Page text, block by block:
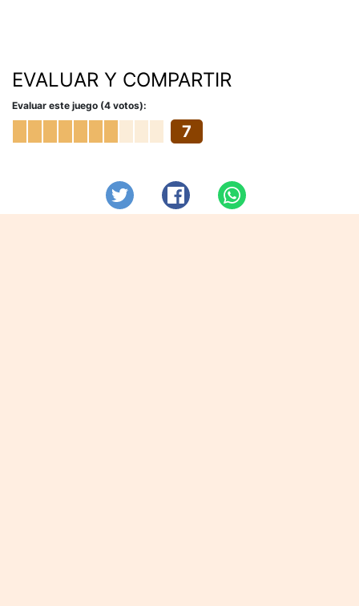
EVALUAR Y COMPARTIR
Evaluar este juego (4 votos):
7